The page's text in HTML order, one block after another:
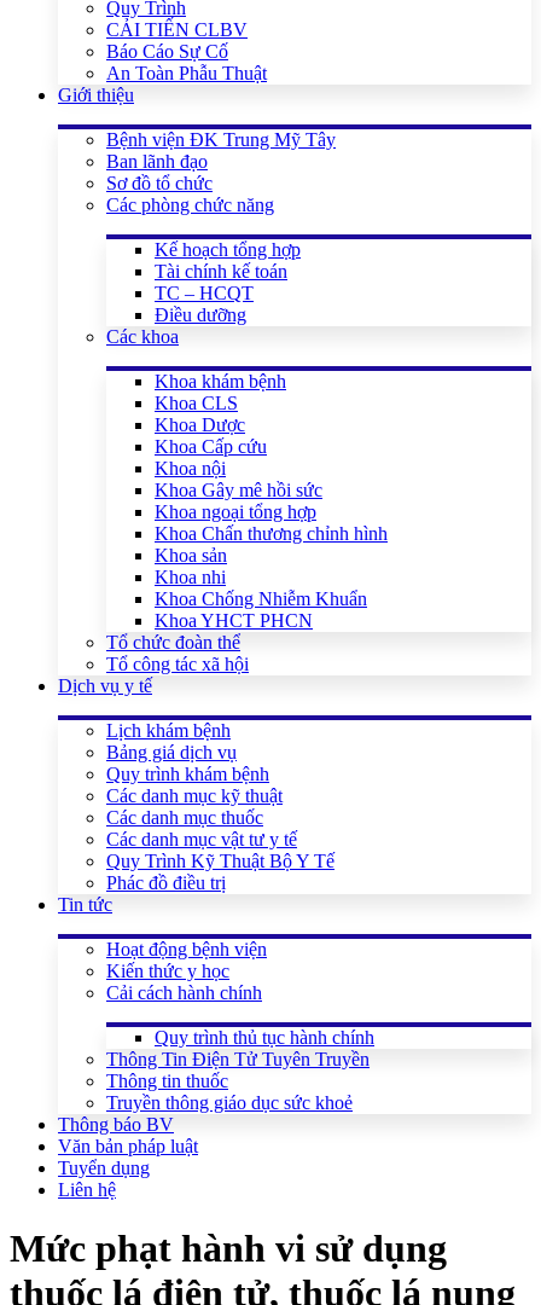
Quy Trình
CẢI TIẾN CLBV
Báo Cáo Sự Cố
An Toàn Phẫu Thuật
Giới thiệu
Bệnh viện ĐK Trung Mỹ Tây
Ban lãnh đạo
Sơ đồ tổ chức
Các phòng chức năng
Kế hoạch tổng hợp
Tài chính kế toán
TC – HCQT
Điều dưỡng
Các khoa
Khoa khám bệnh
Khoa CLS
Khoa Dược
Khoa Cấp cứu
Khoa nội
Khoa Gây mê hồi sức
Khoa ngoại tổng hợp
Khoa Chấn thương chỉnh hình
Khoa sản
Khoa nhi
Khoa Chống Nhiễm Khuẩn
Khoa YHCT PHCN
Tổ chức đoàn thể
Tổ công tác xã hội
Dịch vụ y tế
Lịch khám bệnh
Bảng giá dịch vụ
Quy trình khám bệnh
Các danh mục kỹ thuật
Các danh mục thuốc
Các danh mục vật tư y tế
Quy Trình Kỹ Thuật Bộ Y Tế
Phác đồ điều trị
Tin tức
Hoạt động bệnh viện
Kiến thức y học
Cải cách hành chính
Quy trình thủ tục hành chính
Thông Tin Điện Tử Tuyên Truyền
Thông tin thuốc
Truyền thông giáo dục sức khoẻ
Thông báo BV
Văn bản pháp luật
Tuyển dụng
Liên hệ
Mức phạt hành vi sử dụng
thuốc lá điện tử, thuốc lá nung